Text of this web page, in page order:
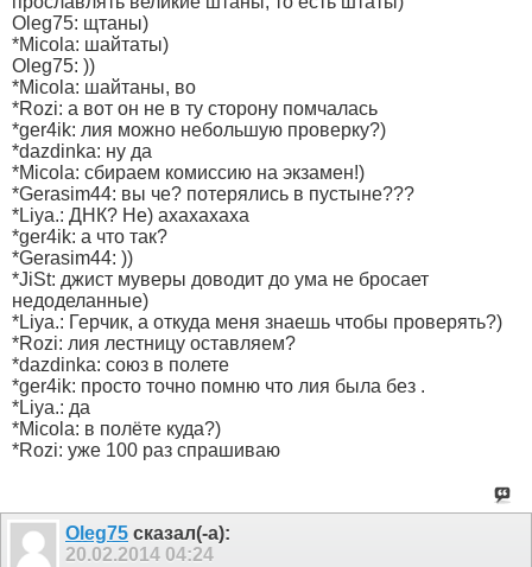
Oleg75: щтаны)
*Micola: шайтаты)
Oleg75: ))
*Micola: шайтаны, во
*Rozi: а вот он не в ту сторону помчалась
*ger4ik: лия можно небольшую проверку?)
*dazdinka: ну да
*Micola: сбираем комиссию на экзамен!)
*Gerasim44: вы че? потерялись в пустыне???
*Liya.: ДНК? Не) ахахахаха
*ger4ik: а что так?
*Gerasim44: ))
*JiSt: джист муверы доводит до ума не бросает
недоделанные)
*Liya.: Герчик, а откуда меня знаешь чтобы проверять?)
*Rozi: лия лестницу оставляем?
*dazdinka: союз в полете
*ger4ik: просто точно помню что лия была без .
*Liya.: да
*Micola: в полёте куда?)
*Rozi: уже 100 раз спрашиваю
Olеg75 сказал(-а):
20.02.2014 04:24